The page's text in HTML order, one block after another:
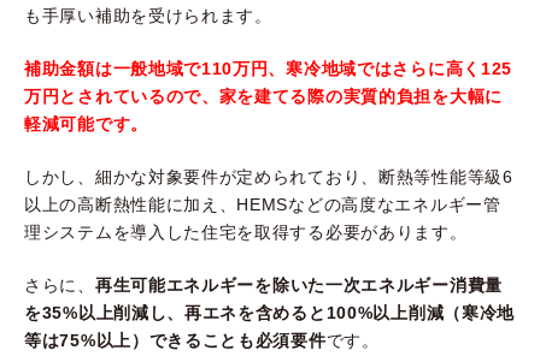
も手厚い補助を受けられます。
補助金額は一般地域で110万円、寒冷地域ではさらに高く125
万円とされているので、家を建てる際の実質的負担を大幅に
軽減可能です。
しかし、細かな対象要件が定められており、断熱等性能等級6
以上の高断熱性能に加え、HEMSなどの高度なエネルギー管
理システムを導入した住宅を取得する必要があります。
さらに、 再生可能エネルギーを除いた一次エネルギー消費量
を35%以上削減し、再エネを含めると100%以上削減（寒冷地
等は75%以上）できることも必須要件です。